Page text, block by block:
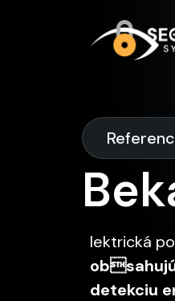
lektrická
detekciu